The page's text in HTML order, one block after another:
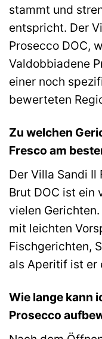
stammt und
entspricht. Der
Prosecco DOC,
Valdobbiadene
einer noch
bewerteten
Zu welchen
Fresco am
Der Villa Sandi Il
Brut DOC ist ein
vielen
mit leichten
Fischgerichten,
als Aperitif ist er
Wie lange kann
Prosecco